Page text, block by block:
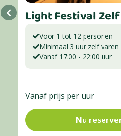
Light Festival
Voor 1 tot 12 personen
Minimaal 3 uur zelf varen
Vanaf 17:00 - 22:00 uur
Vanaf prijs per uur
Nu